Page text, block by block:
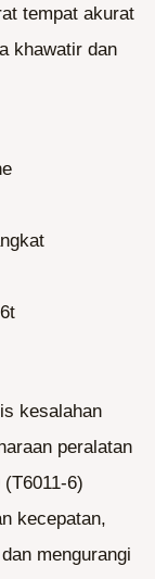
tempat akurat
khawatir dan
kesalahan
peralatan
6)
kecepatan,
mengurangi